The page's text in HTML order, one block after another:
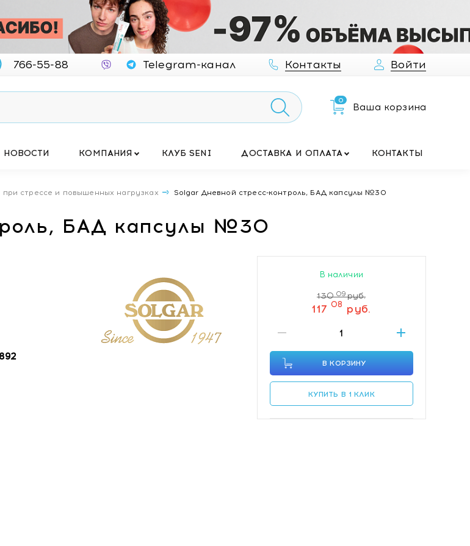
766-55-88 Telegram-канал Контакты Войти
0
Ваша корзина
НОВОСТИ КОМПАНИЯ КЛУБ SENI ДОСТАВКА И ОПЛАТА КОНТАКТЫ
стрессе и повышенных нагрузках Solgar Дневной стресс-контроль, БАД капсулы №30
БАД капсулы №30
В наличии
130 09 руб.
117 08 руб.
В КОРЗИНУ
КУПИТЬ В 1 КЛИК